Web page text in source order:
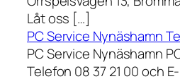
Låt oss […]
PC Service Nynäshamn
PC Service Nynäshamn
Telefon 08 37 21 00 och